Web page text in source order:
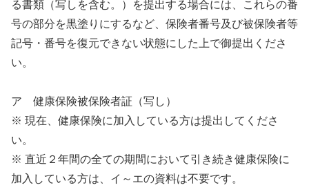
る書類（写しを含む。）を提出する場合には、これらの番
号の部分を黒塗りにするなど、保険者番号及び被保険者等
記号・番号を復元できない状態にした上で御提出くださ
い。
ア 健康保険被保険者証（写し）
※ 現在、健康保険に加入している方は提出してくださ
い。
※ 直近２年間の全ての期間において引き続き健康保険に
加入している方は、イ～エの資料は不要です。